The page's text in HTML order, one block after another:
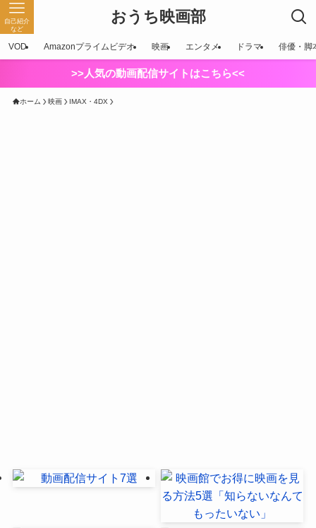
おうち映画部
自己紹介
など
VOD Amazonプライムビデオ 映画 エンタメ ドラマ 俳優・脚
>>人気の動画配信サイトはこちら<<
ホーム 映画 IMAX・4DX